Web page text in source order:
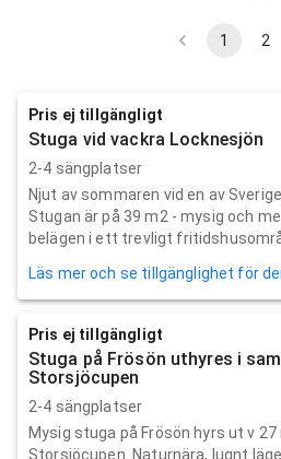
1 2
Pris ej tillgängligt
Stuga vid vackra Locknesjön
2-4 sängplatser
Njut av sommaren vid en av
Stugan är på 39 m2 - mysig och
belägen i ett trevligt
Läs mer och se tillgänglighet för
Pris ej tillgängligt
Stuga på Frösön uthyres i
Storsjöcupen
2-4 sängplatser
Mysig stuga på Frösön hyrs ut v
Storsjöcupen. Naturnära, lugnt